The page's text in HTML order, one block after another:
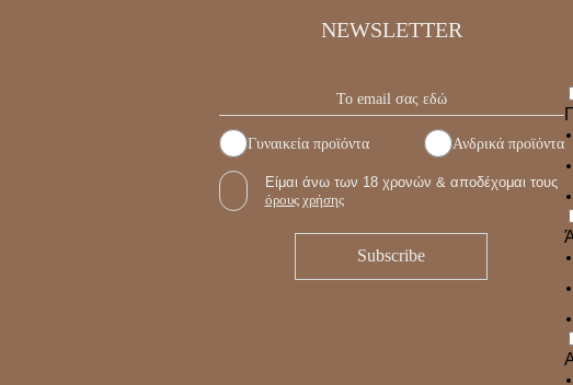
NEWSLETTER
Γυναικεία προϊόντα Ανδρικά προϊόντα
Είμαι άνω των 18 χρονών & αποδέχομαι τους
όρους χρήσης